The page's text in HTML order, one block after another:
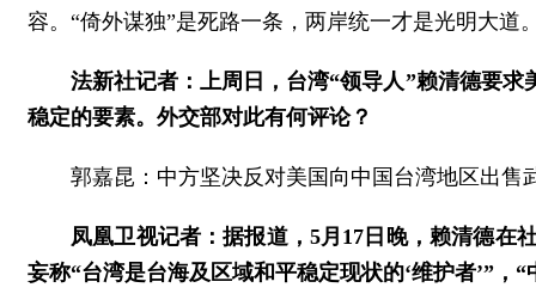
容。“倚外谋独”是死路一条，两岸统一才是光明大
法新社记者：上周日，台湾“领导人”赖清德要
稳定的要素。外交部对此有何评论？
郭嘉昆：中方坚决反对美国向中国台湾地区出售
凤凰卫视记者：据报道，5月17日晚，赖清德在
妄称“台湾是台海及区域和平稳定现状的‘维护者’”，